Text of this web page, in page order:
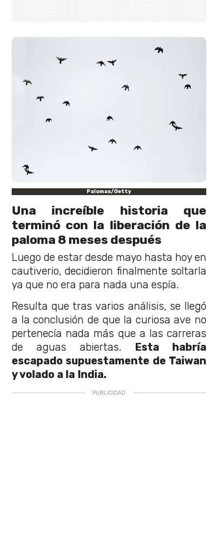
Palomas/Getty
Una increíble historia que
terminó con la liberación de la
paloma 8 meses después
Luego de estar desde mayo hasta hoy en
cautiverio, decidieron finalmente soltarla
ya que no era para nada una espía.
Resulta que tras varios análisis, se llegó
a la conclusión de que la curiosa ave no
pertenecía nada más que a las carreras
de aguas abiertas. Esta habría
escapado supuestamente de Taiwan
y volado a la India.